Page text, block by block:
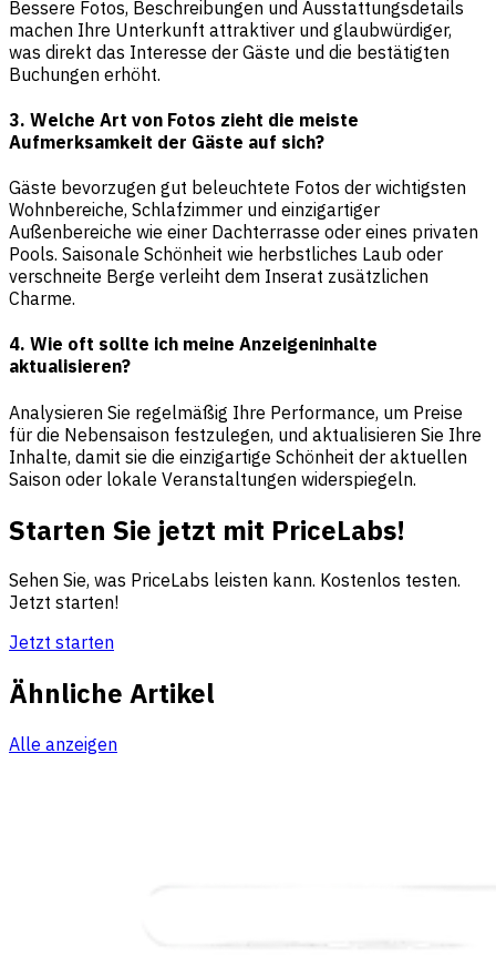
Bessere Fotos, Beschreibungen und Ausstattungsdetails
machen Ihre Unterkunft attraktiver und glaubwürdiger,
was direkt das Interesse der Gäste und die bestätigten
Buchungen erhöht.
3. Welche Art von Fotos zieht die meiste
Aufmerksamkeit der Gäste auf sich?
Gäste bevorzugen gut beleuchtete Fotos der wichtigsten
Wohnbereiche, Schlafzimmer und einzigartiger
Außenbereiche wie einer Dachterrasse oder eines privaten
Pools. Saisonale Schönheit wie herbstliches Laub oder
verschneite Berge verleiht dem Inserat zusätzlichen
Charme.
4. Wie oft sollte ich meine Anzeigeninhalte
aktualisieren?
Analysieren Sie regelmäßig Ihre Performance, um Preise
für die Nebensaison festzulegen, und aktualisieren Sie Ihre
Inhalte, damit sie die einzigartige Schönheit der aktuellen
Saison oder lokale Veranstaltungen widerspiegeln.
Starten Sie jetzt mit PriceLabs!
Sehen Sie, was PriceLabs leisten kann. Kostenlos testen.
Jetzt starten!
Jetzt starten
Ähnliche Artikel
Alle anzeigen